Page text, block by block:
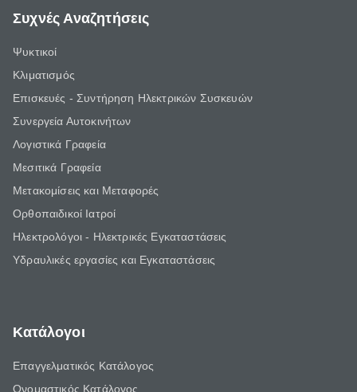
Συχνές Αναζητήσεις
Ψυκτικοί
Κλιματισμός
Επισκευές - Συντήρηση Ηλεκτρικών Συσκευών
Συνεργεία Αυτοκινήτων
Λογιστικά Γραφεία
Μεσιτικά Γραφεία
Μετακομίσεις και Μεταφορές
Ορθοπαιδικοί Ιατροί
Ηλεκτρολόγοι - Ηλεκτρικές Εγκαταστάσεις
Υδραυλικές εργασίες και Εγκαταστάσεις
Κατάλογοι
Επαγγελματικός Κατάλογος
Ονομαστικός Κατάλογος